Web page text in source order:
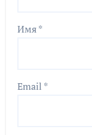
Имя*
Email *